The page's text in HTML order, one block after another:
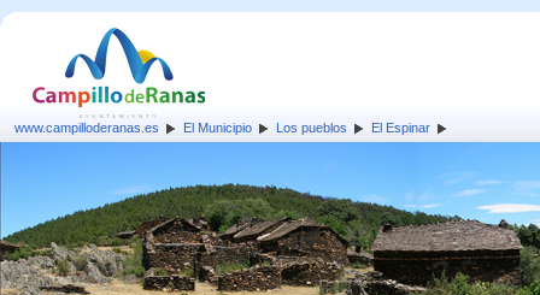
www.campilloderanas.es El Municipio Los pueblos El Espinar